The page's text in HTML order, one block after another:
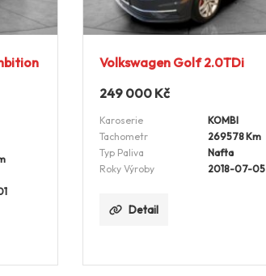
Volkswagen Golf 2.0TDi
249 000 Kč
Karoserie
KOMBI
Tachometr
269578 Km
Typ Paliva
Nafta
Roky Výroby
2018-07-05
Detail